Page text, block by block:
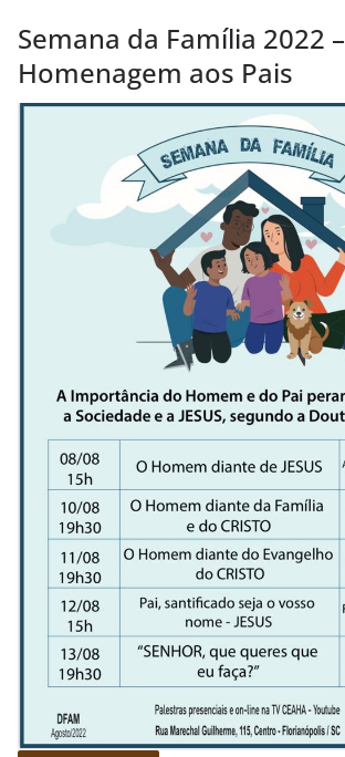
Semana da Família 2022 –
Homenagem aos Pais